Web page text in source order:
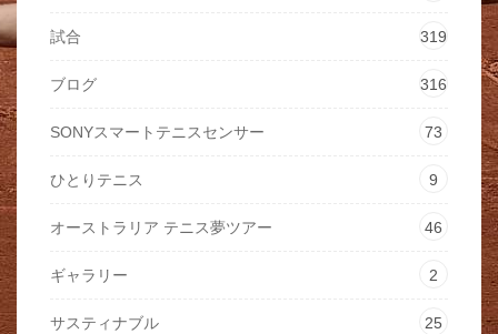
試合 319
ブログ 316
SONYスマートテニスセンサー 73
ひとりテニス 9
オーストラリア テニス夢ツアー 46
ギャラリー 2
サスティナブル 25